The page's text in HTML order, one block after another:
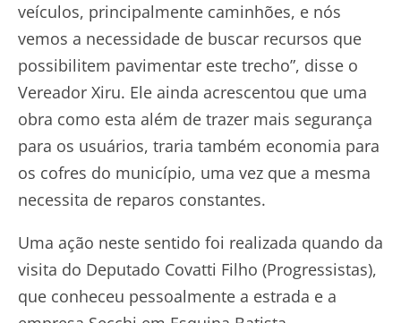
veículos, principalmente caminhões, e nós
vemos a necessidade de buscar recursos que
possibilitem pavimentar este trecho”, disse o
Vereador Xiru. Ele ainda acrescentou que uma
obra como esta além de trazer mais segurança
para os usuários, traria também economia para
os cofres do município, uma vez que a mesma
necessita de reparos constantes.
Uma ação neste sentido foi realizada quando da
visita do Deputado Covatti Filho (Progressistas),
que conheceu pessoalmente a estrada e a